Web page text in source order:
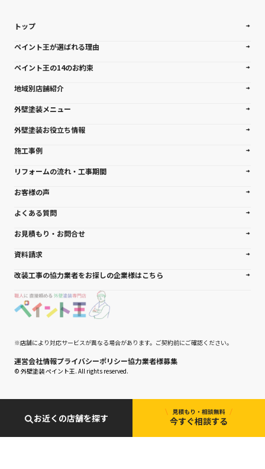
お近くの店舗を探す 今すぐ相談する
トップ
ペイント王が選ばれる理由
ペイント王の14のお約束
地域別店舗紹介
外壁塗装メニュー
外壁塗装お役立ち情報
施工事例
リフォームの流れ・工事期間
お客様の声
よくある質問
お見積もり・お問合せ
資料請求
改装工事の協力業者をお探しの企業様はこちら
※店舗により対応サービスが異なる場合があります。ご契約前にご確認ください。
運営会社情報プライバシーポリシー協力業者様募集
© 外壁塗装 ぺイント王. All rights reserved.